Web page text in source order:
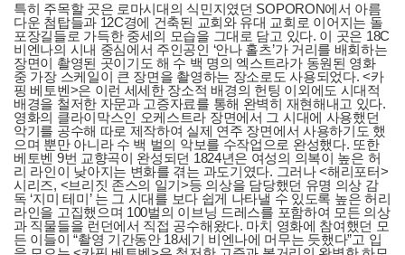
특히 주목할 곳은 로마시대의 식민지였던 SOPORON에서 아름
다운 첨탑들과 12C경에 건축된 교회와 유대 교회로 이어지는 돌
포장길들로 가득한 중세의 모습을 그대로 담고 있다. 이 곳은 18C
비엔나의 시내 중심에서 주인공인 ‘안나 홀츠’가 거리를 배회하는
장면이 촬영된 곳이기도 해 수 백 명의 엑스트라가 동원된 영화
중 가장 스케일이 큰 장면을 촬영하는 장소로도 사용되었다. <카
핑 베토벤>은 이런 세세한 장소적 배경의 헌팅 이외에도 시대적
배경을 철저한 자문과 고증자료를 통해 완벽히 재현해내고 있다.
영화의 클라이막스인 오케스트라 장면에서 그 시대에 사용했던
악기를 공수해 따로 제작하여 실제 연주 장면에서 사용하기도 했
으며 뿐만 아니라 수 백 벌의 악보를 수작업으로 완성했다. 또한
베토벤 9번 교향곡이 완성되던 1824년은 여성의 의복이 높은 허
리 라인이 낮아지는 변화를 겪는 과도기였다. 그러나 <해리포터>
시리즈, <브리짓 존스의 일기>등 의상을 담당했던 유명 의상 감
독 ‘지미 테미’ 는 그 시대를 보다 쉽게 나타낼 수 있도록 높은 허리
라인을 고집했으며 100벌의 이브닝 드레스를 포함하여 모든 의상
과 직물들을 런던에서 직접 공수해왔다. 마치 영화에 참여했던 모
든 이들이 “촬영 기간동안 18세기 비엔나에 머무는 듯했다”고 입